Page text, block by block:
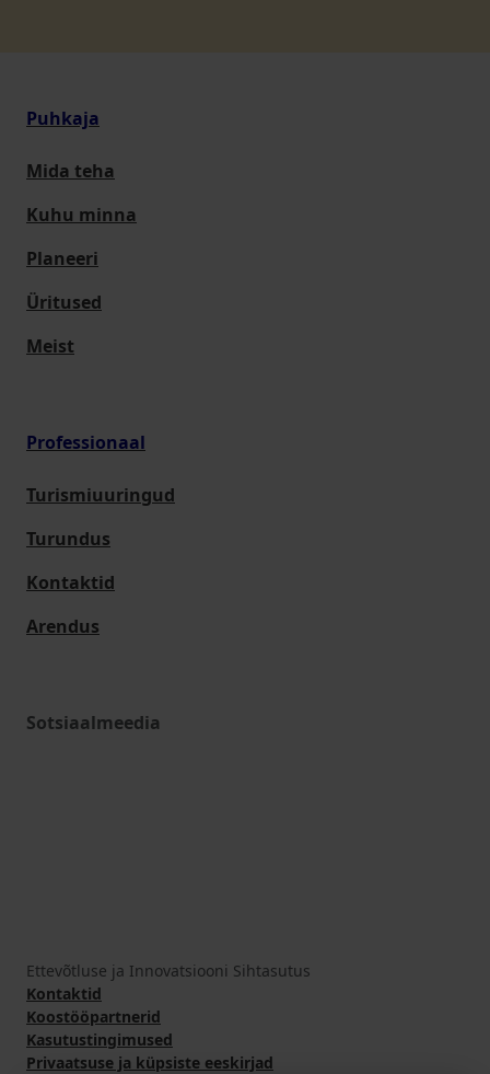
Puhkaja
Mida teha
Kuhu minna
Planeeri
Üritused
Meist
Professionaal
Turismiuuringud
Turundus
Kontaktid
Arendus
Sotsiaalmeedia
Ettevõtluse ja Innovatsiooni Sihtasutus
Kontaktid
Koostööpartnerid
Kasutustingimused
Privaatsuse ja küpsiste eeskirjad